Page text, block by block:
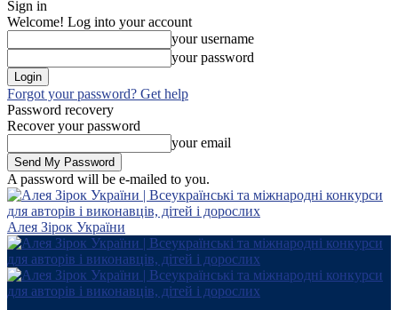
Sign in
Welcome! Log into your account
your username
your password
Forgot your password? Get help
Password recovery
Recover your password
your email
A password will be e-mailed to you.
Алея Зірок України